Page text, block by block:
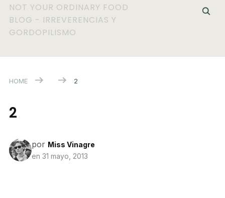
NOT YOUR ORDINARY FOOD
BLOG - IRREVERENCIAS Y
GORDOPILISMO
HOME 2
2
por Miss Vinagre
en 31 mayo, 2013